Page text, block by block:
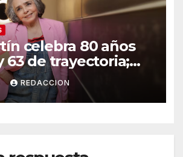
celebra 80 años
63 de trayectoria;
a nuevos
REDACCION